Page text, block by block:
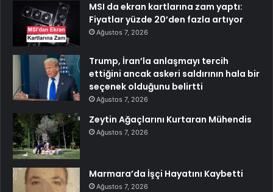
MSI da ekran kartlarına zam yaptı:
Fiyatlar yüzde 20’den fazla artıyor
Ağustos 7, 2026
Trump, İran’la anlaşmayı tercih
ettiğini ancak askeri saldırının hala bir
seçenek olduğunu belirtti
Ağustos 7, 2026
Zeytin Ağaçlarını Kurtaran Mühendis
Ağustos 7, 2026
Marmara’da İşçi Hayatını Kaybetti
Ağustos 7, 2026